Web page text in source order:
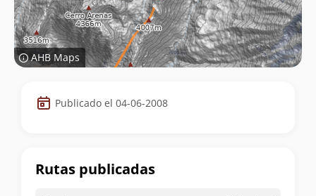
AHB Maps
Datos
de
cumbre
Publicado el 04-06-2008
Rutas publicadas